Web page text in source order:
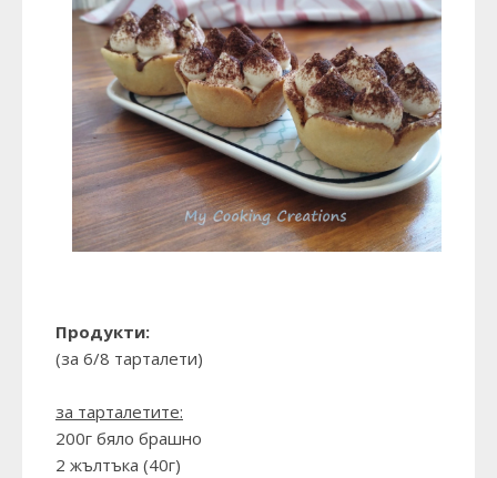
Продукти:
(за 6/8 тарталети)
за тарталетите:
200г бяло брашно
2 жълтъка (40г)